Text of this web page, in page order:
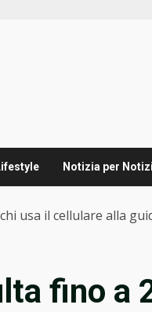
Notizia per
usa il cellulare alla
fino a